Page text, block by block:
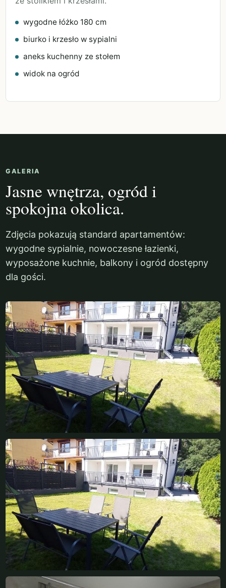
wygodne łóżko 180 cm
biurko i krzesło w sypialni
aneks kuchenny ze stołem
widok na ogród
GALERIA
Jasne wnętrza, ogród i
spokojna okolica.
Zdjęcia pokazują standard apartamentów:
wygodne sypialnie, nowoczesne łazienki,
wyposażone kuchnie, balkony i ogród dostępny
dla gości.